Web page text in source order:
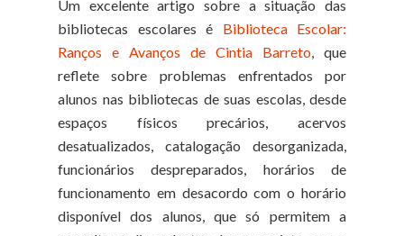
Um excelente artigo sobre a situação das
bibliotecas escolares é Biblioteca Escolar:
Ranços e Avanços de Cintia Barreto , que
reflete sobre problemas enfrentados por
alunos nas bibliotecas de suas escolas, desde
espaços físicos precários, acervos
desatualizados, catalogação desorganizada,
funcionários despreparados, horários de
funcionamento em desacordo com o horário
disponível dos alunos, que só permitem a